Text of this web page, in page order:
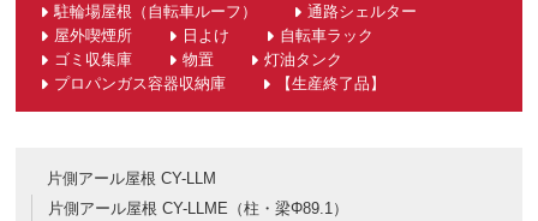
駐輪場屋根（自転車ルーフ）
通路シェルター
屋外喫煙所
日よけ
自転車ラック
ゴミ収集庫
物置
灯油タンク
プロパンガス容器収納庫
【生産終了品】
片側アール屋根 CY-LLM
片側アール屋根 CY-LLME（柱・梁Φ89.1）